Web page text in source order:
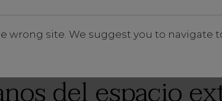
wrong site. We suggest you to navigate